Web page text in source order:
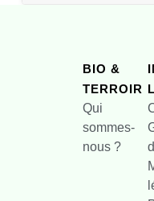
BIO &
TERROIR
Qui
sommes-
nous ?